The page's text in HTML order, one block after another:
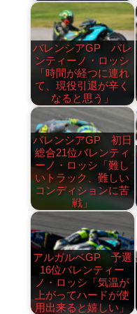
バレンシアGP バレ
ンティーノ・ロッシ
「時間が経つに連れ
て、現役引退が辛く
なると思う」
バレンシアGP 初日
総合21位バレンティ
ーノ・ロッシ「難し
いトラック、難しい
コンディションに苦
戦」
アルガルベGP 予選
16位バレンティー
ノ・ロッシ「気温が
上がってハードが使
用出来ると嬉しい」